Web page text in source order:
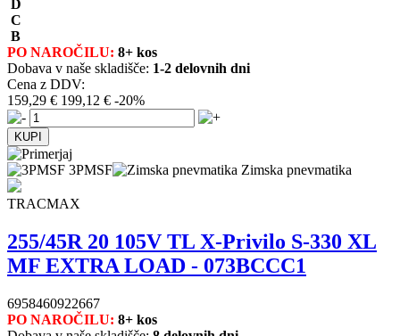
D
C
B
PO NAROČILU: 8+ kos
Dobava v naše skladišče: 1-2 delovnih dni
Cena z DDV:
159,29 € 199,12 € -20%
3PMSF Zimska pnevmatika
TRACMAX
255/45R 20 105V TL X-Privilo S-330 XL
MF EXTRA LOAD - 073BCCC1
6958460922667
PO NAROČILU: 8+ kos